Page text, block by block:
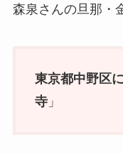
森泉さんの旦那・
東京都中野区
寺」